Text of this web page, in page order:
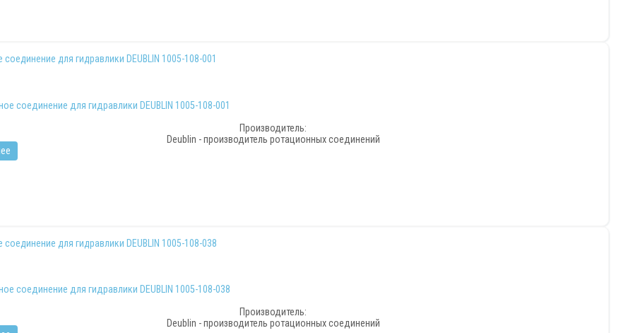
для гидравлики DEUBLIN 1005-108-001
Производитель:
Deublin - производитель ротационных соединений
для гидравлики DEUBLIN 1005-108-038
Производитель:
Deublin - производитель ротационных соединений